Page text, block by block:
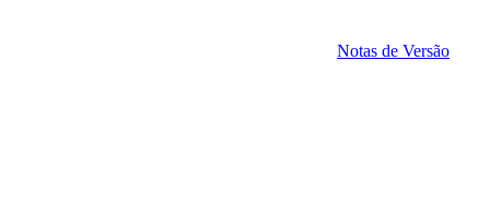
Notas de Versão